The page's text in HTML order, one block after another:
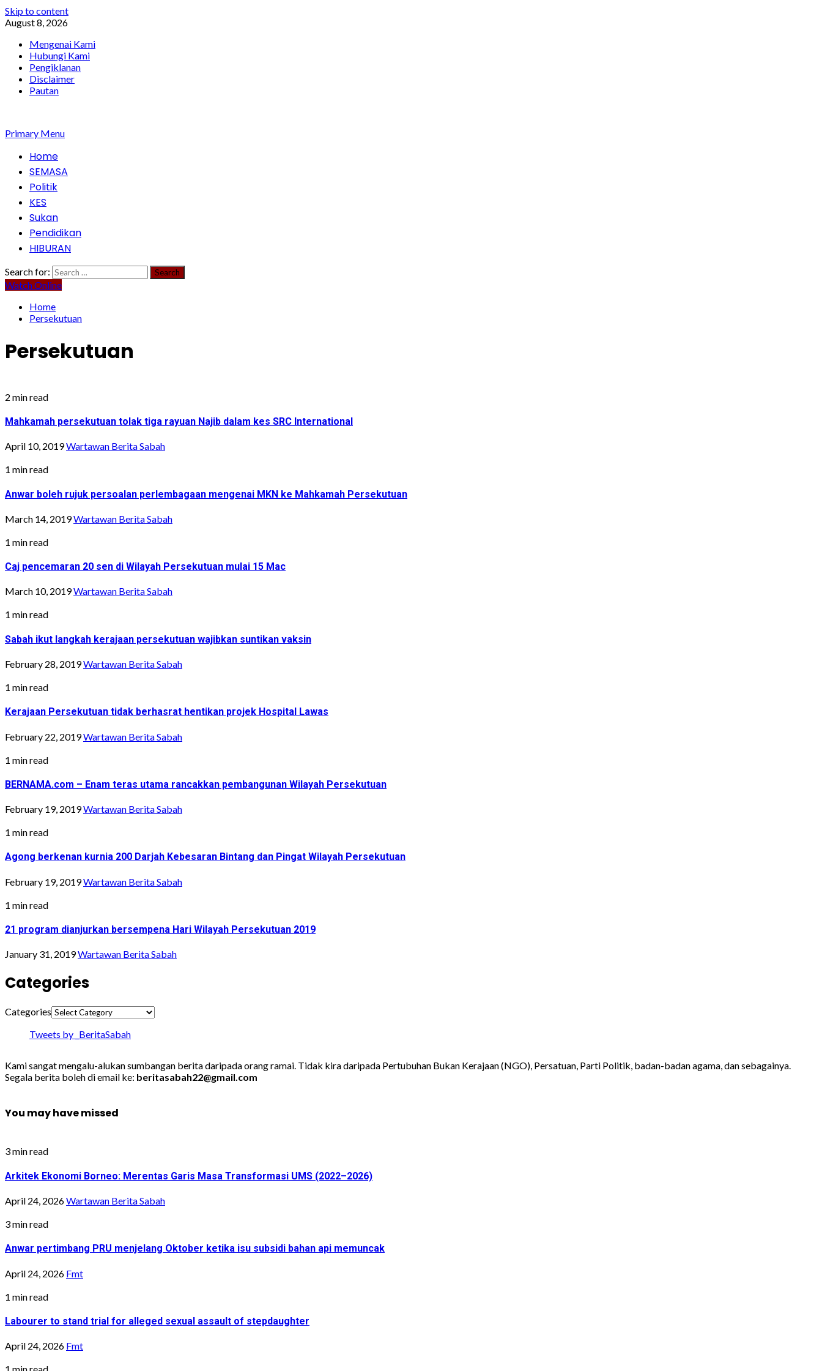
Skip to content
August 8, 2026
Mengenai Kami
Hubungi Kami
Pengiklanan
Disclaimer
Pautan
Primary Menu
Home
SEMASA
Politik
KES
Sukan
Pendidikan
HIBURAN
Search for:
Watch Online
Home
Persekutuan
Persekutuan
2 min read
Mahkamah persekutuan tolak tiga rayuan Najib dalam kes SRC International
April 10, 2019Wartawan Berita Sabah
1 min read
Anwar boleh rujuk persoalan perlembagaan mengenai MKN ke Mahkamah Persekutuan
March 14, 2019Wartawan Berita Sabah
1 min read
Caj pencemaran 20 sen di Wilayah Persekutuan mulai 15 Mac
March 10, 2019Wartawan Berita Sabah
1 min read
Sabah ikut langkah kerajaan persekutuan wajibkan suntikan vaksin
February 28, 2019Wartawan Berita Sabah
1 min read
Kerajaan Persekutuan tidak berhasrat hentikan projek Hospital Lawas
February 22, 2019Wartawan Berita Sabah
1 min read
BERNAMA.com – Enam teras utama rancakkan pembangunan Wilayah Persekutuan
February 19, 2019Wartawan Berita Sabah
1 min read
Agong berkenan kurnia 200 Darjah Kebesaran Bintang dan Pingat Wilayah Persekutuan
February 19, 2019Wartawan Berita Sabah
1 min read
21 program dianjurkan bersempena Hari Wilayah Persekutuan 2019
January 31, 2019Wartawan Berita Sabah
Categories
Categories
Tweets by _BeritaSabah
Kami sangat mengalu-alukan sumbangan berita daripada orang ramai. Tidak kira daripada Pertubuhan Bukan Kerajaan (NGO), Persatuan, Parti Politik, badan-badan agama, dan sebagainya.
Segala berita boleh di email ke: beritasabah22@gmail.com
You may have missed
3 min read
Arkitek Ekonomi Borneo: Merentas Garis Masa Transformasi UMS (2022–2026)
April 24, 2026Wartawan Berita Sabah
3 min read
Anwar pertimbang PRU menjelang Oktober ketika isu subsidi bahan api memuncak
April 24, 2026 Fmt
1 min read
Labourer to stand trial for alleged sexual assault of stepdaughter
April 24, 2026 Fmt